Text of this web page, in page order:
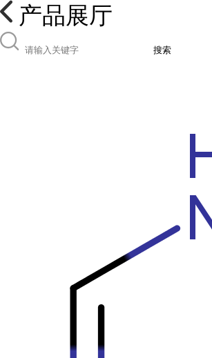
产品展厅
搜索